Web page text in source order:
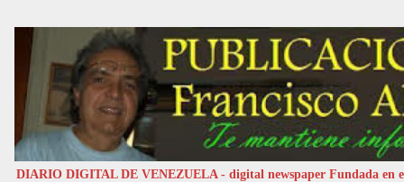
DIARIO DIGITAL DE VENEZUELA - digital newspaper Fundada en